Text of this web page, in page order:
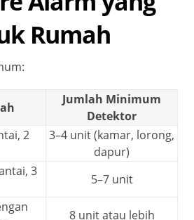
Rumah
Jumlah Minimum
Detektor
2
3–4 unit (kamar, lorong,
dapur)
3
5–7 unit
8 unit atau lebih